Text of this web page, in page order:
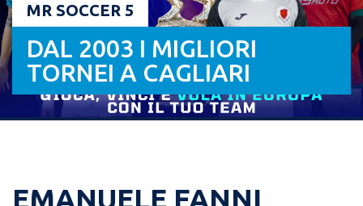
MR SOCCER 5
DAL 2003 I MIGLIORI
TORNEI A CAGLIARI
EMANUELE FANNI